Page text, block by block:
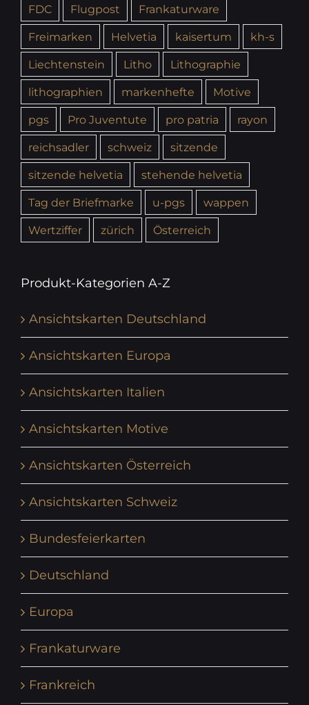
FDC
Flugpost
Frankaturware
Freimarken
Helvetia kaisertum
kh-s
Liechtenstein
Litho
Lithographie
lithographien
markenhefte
Motive
pgs
Pro Juventute pro patria
rayon
reichsadler
schweiz
sitzende
sitzende helvetia
stehende helvetia
Tag der Briefmarke
u-pgs
wappen
Wertziffer
zürich Österreich
Produkt-Kategorien A-Z
Ansichtskarten Deutschland
Ansichtskarten Europa
Ansichtskarten Italien
Ansichtskarten Motive
Ansichtskarten Österreich
Ansichtskarten Schweiz
Bundesfeierkarten
Deutschland
Europa
Frankaturware
Frankreich